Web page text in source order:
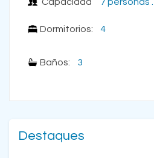
Dormitorios: 4
Baños: 3
Destaques